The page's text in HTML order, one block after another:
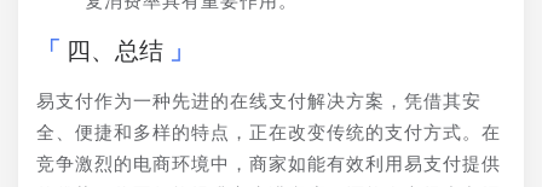
四、总结
易支付作为一种先进的在线支付解决方案，凭借其安
全、便捷和多样的特点，正在改变传统的支付方式。在
竞争激烈的电商环境中，商家如能有效利用易支付提供